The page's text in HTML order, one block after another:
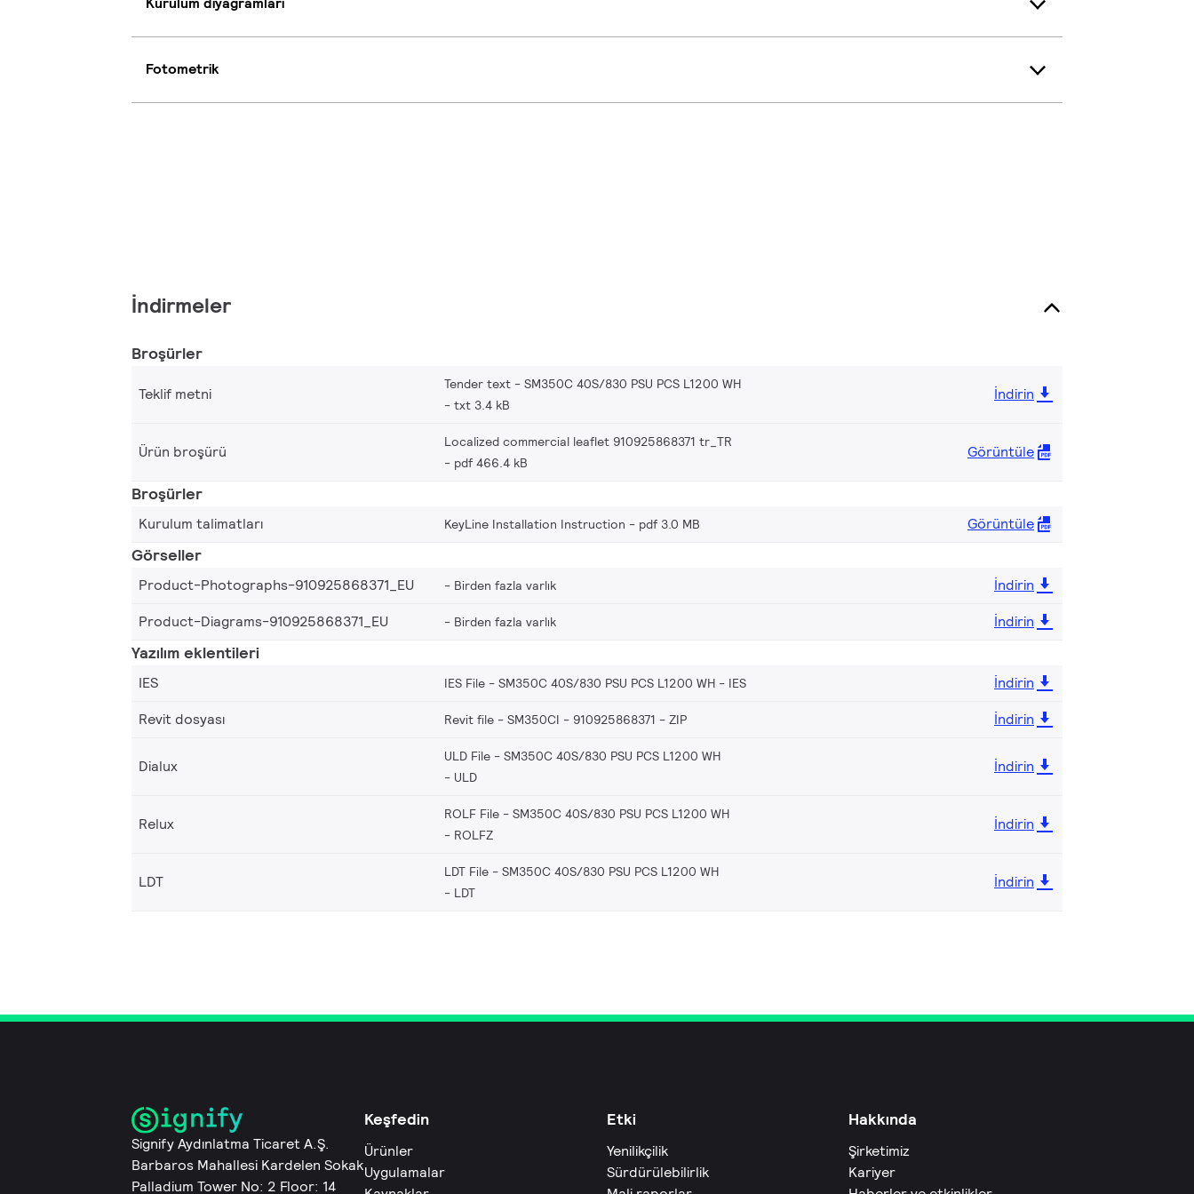
Fotometrik
İndirmeler
Broşürler
Teklif metni
Tender text - SM350C 40S/830 PSU PCS L1200 WH
txt 3.4 kB
İndirin
Ürün broşürü
Localized commercial leaflet 910925868371 tr_TR
pdf 466.4 kB
Görüntüle
Broşürler
Kurulum talimatları KeyLine Installation Instruction pdf 3.0 MB Görüntüle
Görseller
Product-Photographs-910925868371_EU Birden fazla varlık
İndirin
Product-Diagrams-910925868371_EU
Birden fazla varlık İndirin
Yazılım eklentileri
IES IES File - SM350C 40S/830 PSU PCS L1200 WH IES
İndirin
Revit dosyası
Revit file - SM350CI - 910925868371 ZIP İndirin
Dialux
ULD File - SM350C 40S/830 PSU PCS L1200 WH
ULD
İndirin
Relux
ROLF File - SM350C 40S/830 PSU PCS L1200 WH
ROLFZ
İndirin
LDT
LDT File - SM350C 40S/830 PSU PCS L1200 WH
LDT
İndirin
Signify Aydınlatma Ticaret A.Ş.
Barbaros Mahallesi Kardelen Sokak
Palladium Tower No: 2 Floor: 14
Keşfedin
Ürünler
Uygulamalar
Etki
Yenilikçilik
Sürdürülebilirlik
Hakkında
Şirketimiz
Kariyer